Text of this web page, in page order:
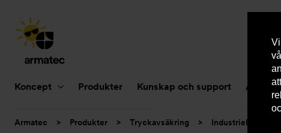
Koncept Produkter Kunskap och support Aktuellt
Du
Armatec > Produkter > Tryckavsäkring > Industriella